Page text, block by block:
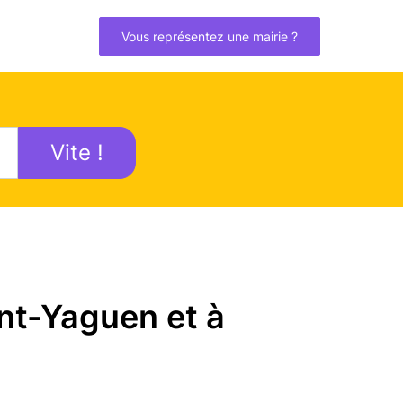
Vous représentez une mairie ?
Vite !
Yaguen et à